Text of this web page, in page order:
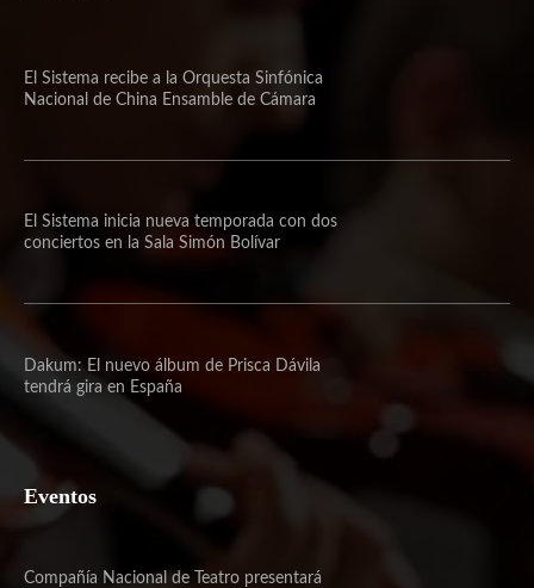
El Sistema recibe a la Orquesta Sinfónica
Nacional de China Ensamble de Cámara
El Sistema inicia nueva temporada con dos
conciertos en la Sala Simón Bolívar
Dakum: El nuevo álbum de Prisca Dávila
tendrá gira en España
Eventos
Compañía Nacional de Teatro presentará